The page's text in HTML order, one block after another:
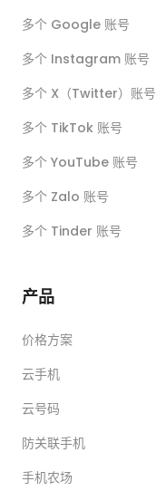
多个 Google 账号
多个 Instagram 账号
多个 X（Twitter）账号
多个 TikTok 账号
多个 YouTube 账号
多个 Zalo 账号
多个 Tinder 账号
产品
价格方案
云手机
云号码
防关联手机
手机农场